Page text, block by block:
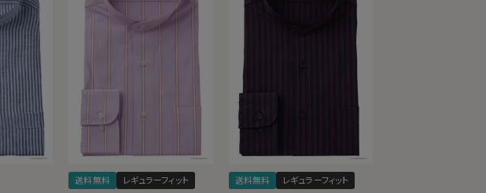
送料無料 レギュラーフィット 送料無料 レギュラーフィット